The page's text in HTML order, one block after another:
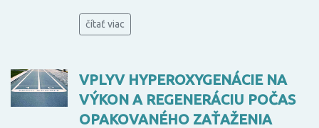
čítať viac
VPLYV HYPEROXYGENÁCIE NA
VÝKON A REGENERÁCIU POČAS
OPAKOVANÉHO ZAŤAŽENIA